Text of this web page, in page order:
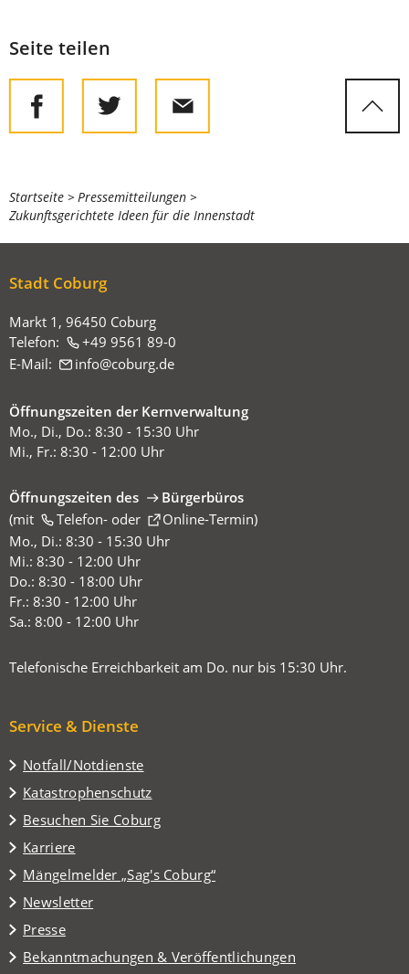
Seite teilen
Sie
befinden
hier:
Startseite
Pressemitteilungen
Zukunftsgerichtete Ideen für die Innenstadt
Stadt Coburg
Markt 1, 96450 Coburg
Telefon:
+49 9561 89-0
E-Mail:
info coburg de
Öffnungszeiten der Kernverwaltung
Mo., Di., Do.: 8:30 - 15:30 Uhr
Mi., Fr.: 8:30 - 12:00 Uhr
Öffnungszeiten des
Bürgerbüros
(mit
Telefon-oder Online-Termin
(Öffnet
in
einem
neuen
Tab)
)
Mo., Di.: 8:30 - 15:30 Uhr
Mi.: 8:30 - 12:00 Uhr
Do.: 8:30 - 18:00 Uhr
Fr.: 8:30 - 12:00 Uhr
Sa.: 8:00 - 12:00 Uhr
Telefonische Erreichbarkeit am Do. nur bis 15:30 Uhr.
Service & Dienste
Notfall/Notdienste
Katastrophenschutz
Besuchen Sie Coburg
(Öffnet
in
einem
neuen
Tab)
Karriere
Mängelmelder „Sag's Coburg“
(Öffnet
in
einem
neuen
Tab)
Newsletter
Presse
Bekanntmachungen & Veröffentlichungen